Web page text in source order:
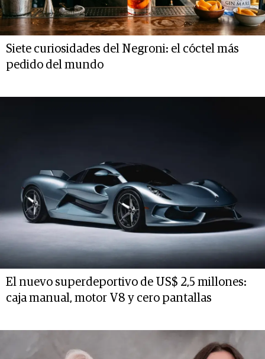
Siete curiosidades del Negroni: el cóctel más
pedido del mundo
El nuevo superdeportivo de US$ 2,5 millones:
caja manual, motor V8 y cero pantallas